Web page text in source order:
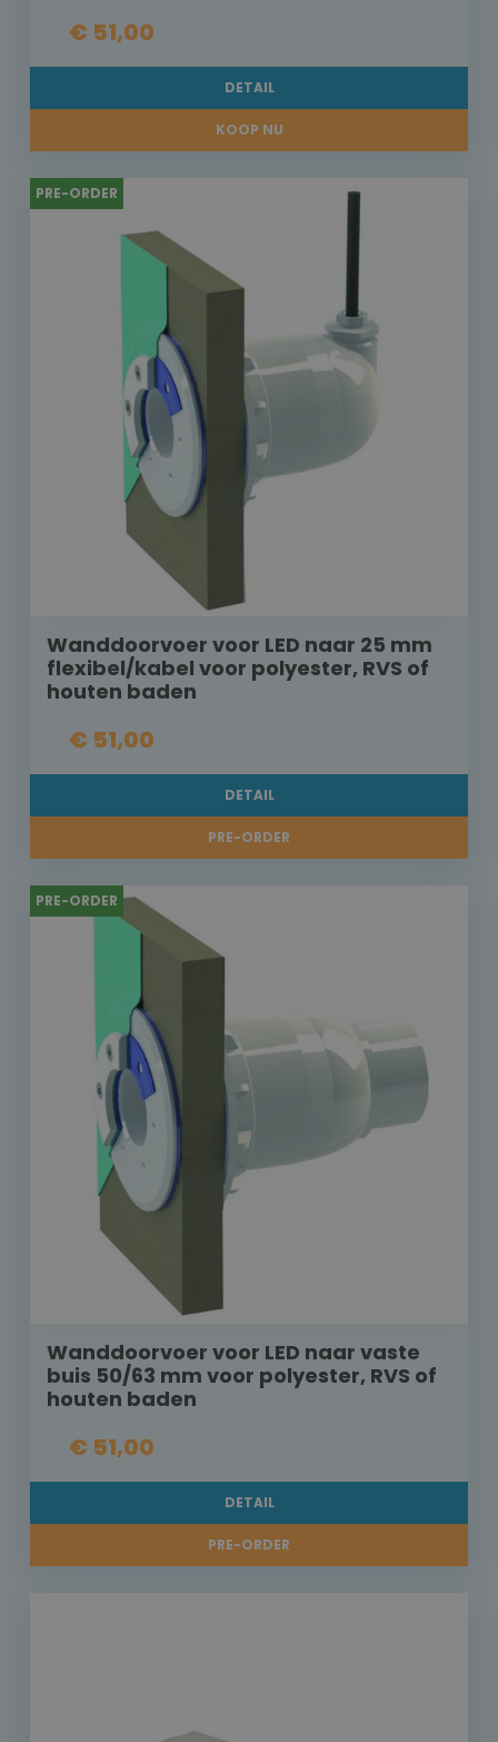
€ 51,00
DETAIL
KOOP NU
PRE-ORDER
Wanddoorvoer voor LED naar 25 mm
flexibel/kabel voor polyester, RVS of
houten baden
€ 51,00
DETAIL
PRE-ORDER
PRE-ORDER
Wanddoorvoer voor LED naar vaste
buis 50/63 mm voor polyester, RVS of
houten baden
€ 51,00
DETAIL
PRE-ORDER